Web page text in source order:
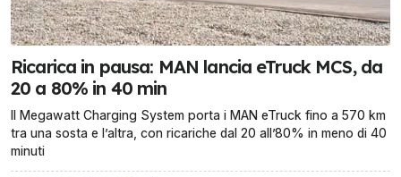
Ricarica in pausa: MAN lancia eTruck MCS, da
20 a 80% in 40 min
Il Megawatt Charging System porta i MAN eTruck fino a 570 km
tra una sosta e l’altra, con ricariche dal 20 all’80% in meno di 40
minuti